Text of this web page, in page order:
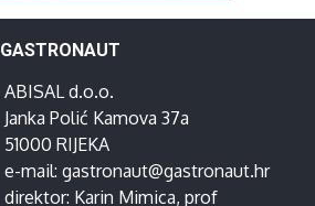
GASTRONAUT
ABISAL d.o.o.
Janka Polić Kamova 37a
51000 RIJEKA
e-mail: gastronaut@gastronaut.hr
direktor: Karin Mimica, prof